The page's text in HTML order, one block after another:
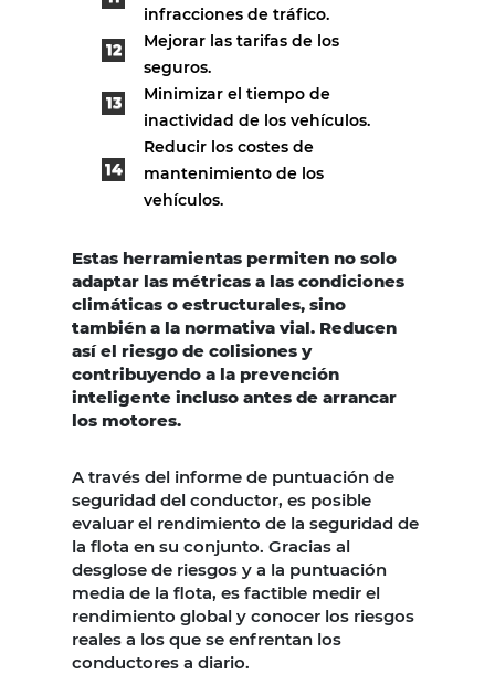
infracciones de tráfico.
Mejorar las tarifas de los
seguros.
Minimizar el tiempo de
inactividad de los vehículos.
Reducir los costes de
mantenimiento de los
vehículos.
Estas herramientas permiten no solo
adaptar las métricas a las condiciones
climáticas o estructurales, sino
también a la normativa vial. Reducen
así el riesgo de colisiones y
contribuyendo a la prevención
inteligente incluso antes de arrancar
los motores.
A través del informe de puntuación de
seguridad del conductor, es posible
evaluar el rendimiento de la seguridad de
la flota en su conjunto. Gracias al
desglose de riesgos y a la puntuación
media de la flota, es factible medir el
rendimiento global y conocer los riesgos
reales a los que se enfrentan los
conductores a diario.